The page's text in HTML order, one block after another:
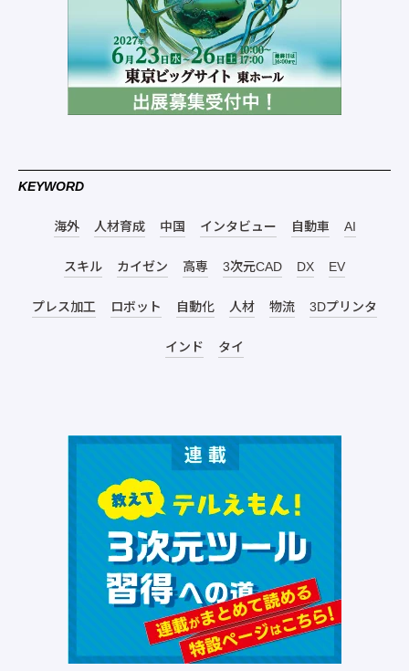
KEYWORD
海外 人材育成 中国 インタビュー 自動車 AI
スキル カイゼン 高専 3次元CAD DX EV
プレス加工 ロボット 自動化 人材 物流 3Dプリンタ
インド タイ